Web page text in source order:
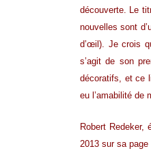
découverte. Le
nouvelles sont
d’œil). Je crois
s’agit de son
décoratifs, et ce
eu l’amabilité de
Robert Redeker,
2013 sur sa page